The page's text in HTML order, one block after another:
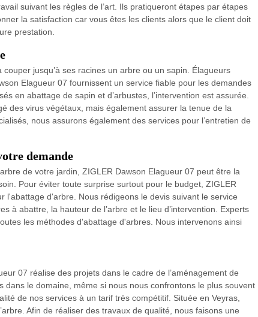
suivant les règles de l’art. Ils pratiqueront étapes par étapes
la satisfaction car vous êtes les clients alors que le client doit
prestation.
couper jusqu’à ses racines un arbre ou un sapin. Élagueurs
Elagueur 07 fournissent un service fiable pour les demandes
en abattage de sapin et d’arbustes, l’intervention est assurée.
des virus végétaux, mais également assurer la tenue de la
nous assurons également des services pour l’entretien de
demande
de votre jardin, ZIGLER Dawson Elagueur 07 peut être la
Pour éviter toute surprise surtout pour le budget, ZIGLER
l'abattage d'arbre. Nous rédigeons le devis suivant le service
à abattre, la hauteur de l’arbre et le lieu d’intervention. Experts
les méthodes d'abattage d'arbres. Nous intervenons ainsi
07 réalise des projets dans le cadre de l’aménagement de
dans le domaine, même si nous nous confrontons le plus souvent
de nos services à un tarif très compétitif. Située en Veyras,
Afin de réaliser des travaux de qualité, nous faisons une